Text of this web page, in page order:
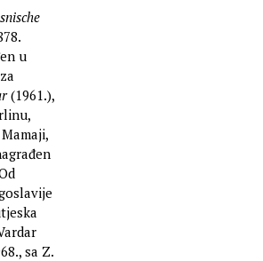
u
(1961.),
sa Z.